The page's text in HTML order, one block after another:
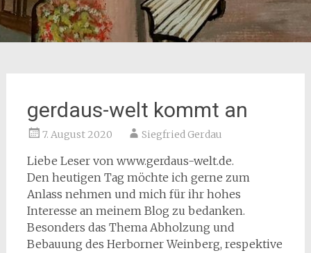
gerdaus-welt kommt an
7. August 2020 Siegfried Gerdau
Liebe Leser von www.gerdaus-welt.de.
Den heutigen Tag möchte ich gerne zum
Anlass nehmen und mich für ihr hohes
Interesse an meinem Blog zu bedanken.
Besonders das Thema Abholzung und
Bebauung des Herborner Weinberg, respektive